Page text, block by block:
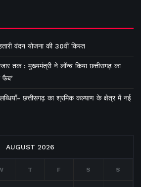
वंदन योजना की 30वीं किस्त
तक : मुख्यमंत्री ने लॉन्च किया छत्तीसगढ़ का
फैब’
छत्तीसगढ़ का श्रमिक कल्याण के क्षेत्र में नई
AUGUST 2026
T F S S